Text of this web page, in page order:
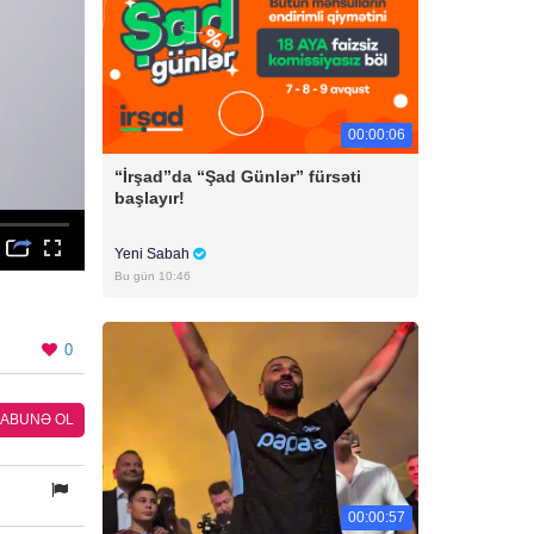
0
ABUNƏ OL
00:00:06
“İrşad”da “Şad Günlər” fürsəti
başlayır!
Yeni Sabah
Bu gün 10:46
00:00:57